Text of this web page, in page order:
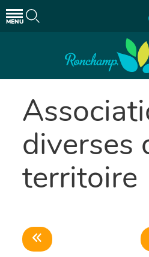
MENU
diverses
territoire